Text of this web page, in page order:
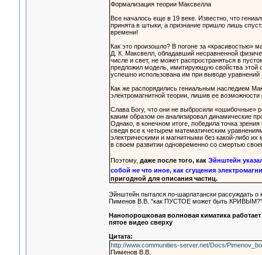
Формализация теории Максвелла
Все началось еще в 19 веке. Известно, что
принята в штыки, а признание пришло лишь
времени!
Как это произошло? В погоне за
Д. К. Максвелл, обладавший несравненной
числе и свет, не может распространяться в
предложил модель, имитирующую свойства этой
успешно использована им при выводе
Как же распорядились гениальным наследием
электромагнитной теории, лишив ее
Слава Богу, что они не выбросили «ошибочные»
каким образом он анализировал динамические
Однако, в конечном итоге, победила точка
сведя все к четырем математическим
электрическими и магнитными без какой-либо
в своем развитии одновременно со смертью
Поэтому, даже после того, как Эйнштейн
собой не что иное, как сгущения
пригодной для описания частиц.
Эйнштейн пытался по-шарлатански рассуждать о
Пименов В.В. "как ПУСТОЕ может быть
Нанопорошковая волновая киматика
пятое видео сверху
Цитата:
http://www.communities-server.net/Docs/
Пименов В.В.